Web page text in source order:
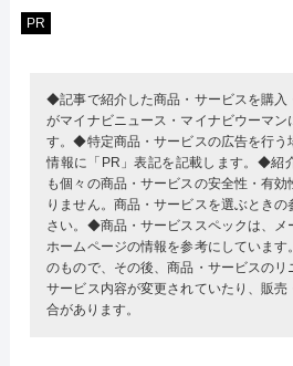
PR
◆記事で紹介した商品・サービスを購入
がマイナビニュース・マイナビウーマン
す。◆特定商品・サービスの広告を行う
情報に「PR」表記を記載します。◆紹
も個々の商品・サービスの安全性・有
りません。商品・サービスを選ぶとき
さい。◆商品・サービススペックは、メ
ホームページの情報を参考にしていま
のもので、その後、商品・サービスの
サービス内容が変更されていたり、販
合があります。